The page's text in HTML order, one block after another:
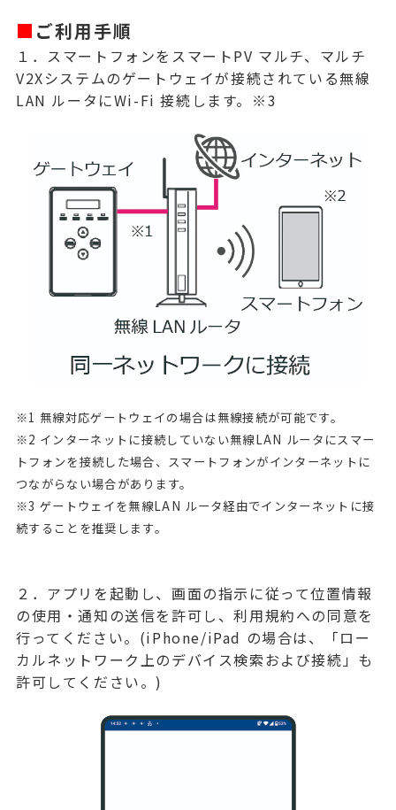
■ ご利用手順
１．スマートフォンをスマートPV マルチ、マルチ
V2Xシステムのゲートウェイが接続されている無線
LAN ルータにWi-Fi 接続します。※3
※1 無線対応ゲートウェイの場合は無線接続が可能です。
※2 インターネットに接続していない無線LAN ルータにスマー
トフォンを接続した場合、スマートフォンがインターネットに
つながらない場合があります。
※3 ゲートウェイを無線LAN ルータ経由でインターネットに接
続することを推奨します。
２．アプリを起動し、画面の指示に従って位置情報
の使用・通知の送信を許可し、利用規約への同意を
行ってください。(iPhone/iPad の場合は、「ロー
カルネットワーク上のデバイス検索および接続」も
許可してください。)